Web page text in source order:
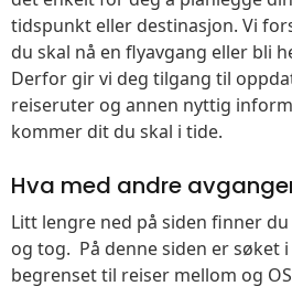
tidspunkt eller destinasjon. Vi
du skal nå en flyavgang eller bli
Derfor gir vi deg tilgang til
reiseruter og annen nyttig
kommer dit du skal i tide.
Hva med andre
Litt lengre ned på siden finner
og tog. På denne siden er søket
begrenset til reiser mellom og